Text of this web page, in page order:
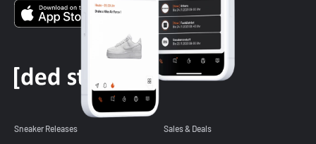
Sneaker Releases Sales & Deals